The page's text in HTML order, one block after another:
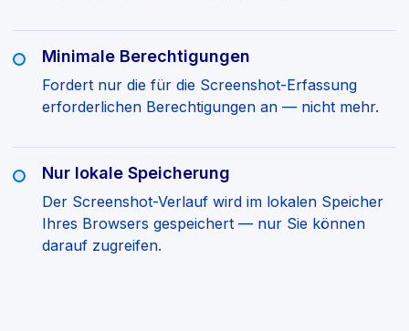
Minimale Berechtigungen
Fordert nur die für die Screenshot-Erfassung
erforderlichen Berechtigungen an — nicht mehr.
Nur lokale Speicherung
Der Screenshot-Verlauf wird im lokalen Speicher
Ihres Browsers gespeichert — nur Sie können
darauf zugreifen.